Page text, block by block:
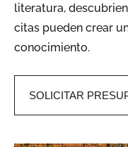
literatura,
citas pueden crear
conocimiento.
SOLICITAR